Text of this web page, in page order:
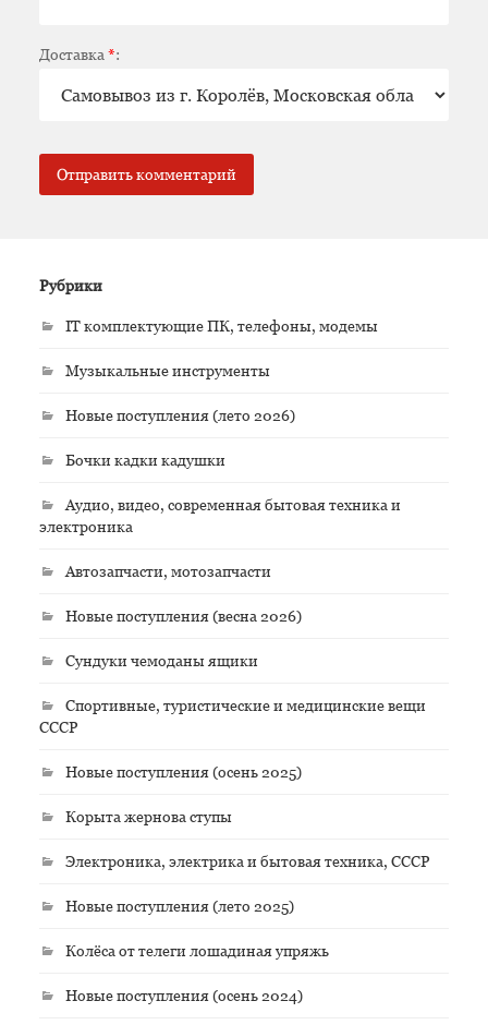
Доставка *:
Рубрики
IT комплектующие ПК, телефоны, модемы
Музыкальные инструменты
Новые поступления (лето 2026)
Бочки кадки кадушки
Аудио, видео, современная бытовая техника и
электроника
Автозапчасти, мотозапчасти
Новые поступления (весна 2026)
Сундуки чемоданы ящики
Спортивные, туристические и медицинские вещи
СССР
Новые поступления (осень 2025)
Корыта жернова ступы
Электроника, электрика и бытовая техника, СССР
Новые поступления (лето 2025)
Колёса от телеги лошадиная упряжь
Новые поступления (осень 2024)